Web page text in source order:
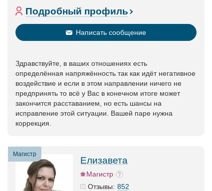
Подробный профиль
Написать сообщение
Здравствуйте, в ваших отношениях есть
определённая напряжённость так как идёт негативное
воздействие и если в этом направлении ничего не
предпринять то всё у Вас в конечном итоге может
закончится расставанием, но есть шансы на
исправление этой ситуации. Вашей паре нужна
коррекция.
Магистр
Елизавета
Магистр
Отзывы: 852